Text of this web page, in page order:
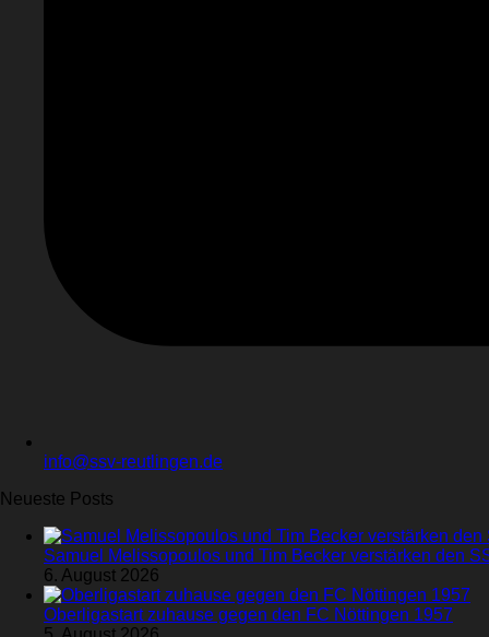
info@ssv-reutlingen.de
Neueste Posts
Samuel Melissopoulos und Tim Becker verstärken den
6. August 2026
Oberligastart zuhause gegen den FC Nöttingen 1957